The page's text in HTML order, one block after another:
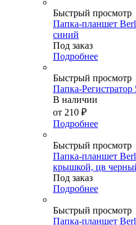
Быстрый просмотр
Папка-планшет
синий
Под заказ
Подробнее
Быстрый просмотр
Папка-
В наличии
от 210 ₽
Подробнее
Быстрый просмотр
Папка-планшет
крышкой, цв
Под заказ
Подробнее
Быстрый просмотр
Папка-планшет